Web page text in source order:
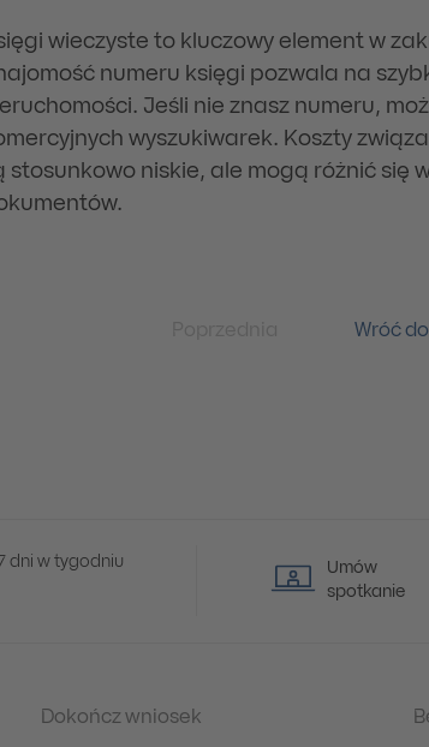
wieczyste to kluczowy element w
numeru księgi pozwala na
Jeśli nie znasz numeru,
wyszukiwarek. Koszty
stosunkowo niskie, ale mogą różnić się
Wróć
dni w tygodniu
Umów
spotkanie
Dokończ wniosek